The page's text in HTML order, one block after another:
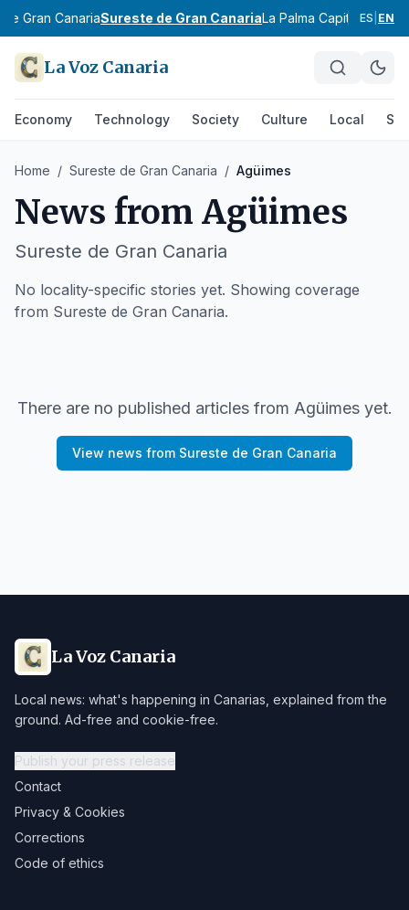
Gran CanariaSureste de Gran CanariaLa Palma Capitalina
ES EN
La Voz Canaria
Economy Technology Society Culture Local
Home / Sureste de Gran Canaria / Agüimes
News from Agüimes
Sureste de Gran Canaria
No locality-specific stories yet. Showing coverage
from Sureste de Gran Canaria.
There are no published articles from Agüimesyet.
View news from Sureste de Gran Canaria
La Voz Canaria
Local news: what's happening in Canarias, explained from the
ground. Ad-free and cookie-free.
Publish your press release
Contact
Privacy & Cookies
Corrections
Code of ethics